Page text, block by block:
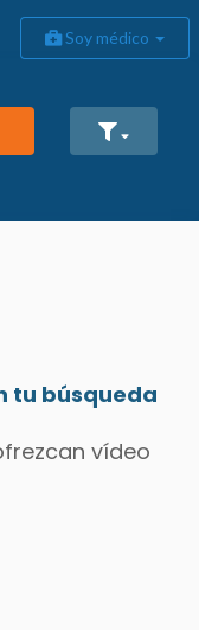
Soy médico
tu búsqueda
vídeo